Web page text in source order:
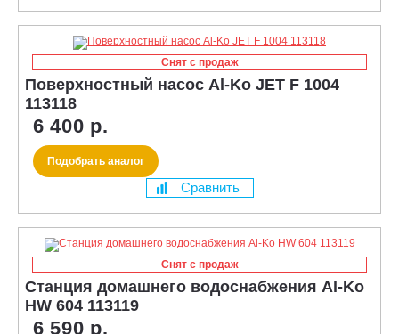
Снят с продаж
Поверхностный насос Al-Ko JET F 1004
113118
6 400 р.
Подобрать аналог
Сравнить
Снят с продаж
Станция домашнего водоснабжения Al-Ko
HW 604 113119
6 590 р.